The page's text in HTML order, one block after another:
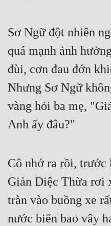
Kỳ Huyễn
Kỳ Ảo
Linh Dị
Làm Giàu
Lịch Sử
Ngôn Tình
Ngược
Sơ Ngữ đột nhiên
quá mạnh ảnh
đùi, cơn đau đớn
Nhưng Sơ Ngữ
vàng hỏi ba mẹ,
Anh ấy đâu?"
Cô nhớ ra rồi, trước
Giản Diệc Thừa rơi
tràn vào buồng xe
nước biển bao vây